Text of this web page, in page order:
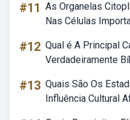
#11 As Organelas
Nas Células
#12 Qual é A Principal
Verdadeiramente
#13 Quais São Os
Influência Cultural